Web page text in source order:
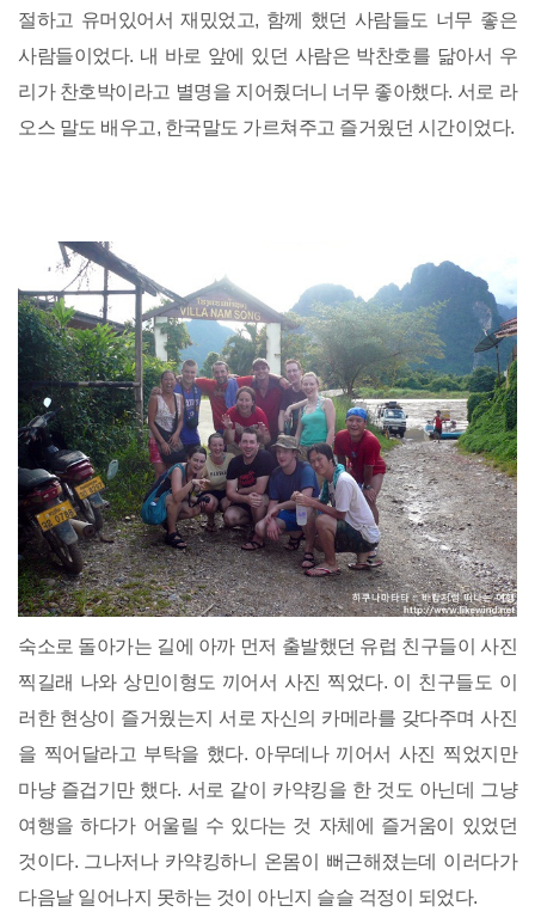
절하고 유머있어서 재밌었고, 함께 했던 사람들도 너무 좋은
사람들이었다. 내 바로 앞에 있던 사람은 박찬호를 닮아서 우
리가 찬호박이라고 별명을 지어줬더니 너무 좋아했다. 서로 라
오스 말도 배우고, 한국말도 가르쳐주고 즐거웠던 시간이었다.
숙소로 돌아가는 길에 아까 먼저 출발했던 유럽 친구들이 사진
찍길래 나와 상민이형도 끼어서 사진 찍었다. 이 친구들도 이
러한 현상이 즐거웠는지 서로 자신의 카메라를 갖다주며 사진
을 찍어달라고 부탁을 했다. 아무데나 끼어서 사진 찍었지만
마냥 즐겁기만 했다. 서로 같이 카약킹을 한 것도 아닌데 그냥
여행을 하다가 어울릴 수 있다는 것 자체에 즐거움이 있었던
것이다. 그나저나 카약킹하니 온몸이 뻐근해졌는데 이러다가
다음날 일어나지 못하는 것이 아닌지 슬슬 걱정이 되었다.